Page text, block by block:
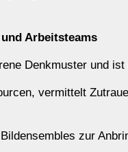
Arbeitsteams
Denkmuster und
vermittelt
zur